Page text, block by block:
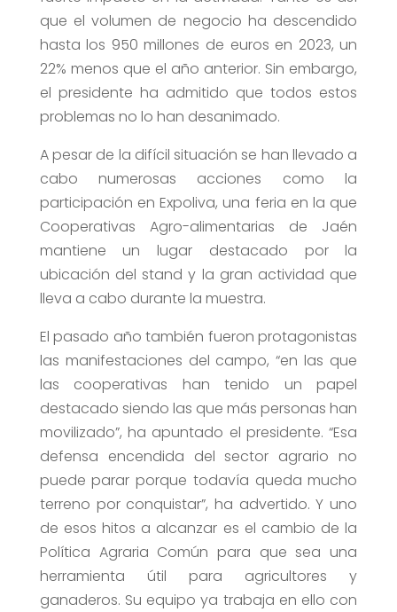
que el volumen de negocio ha descendido
hasta los 950 millones de euros en 2023, un
22% menos que el año anterior. Sin embargo,
el presidente ha admitido que todos estos
problemas no lo han desanimado.
A pesar de la difícil situación se han llevado a
cabo numerosas acciones como la
participación en Expoliva, una feria en la que
Cooperativas Agro-alimentarias de Jaén
mantiene un lugar destacado por la
ubicación del stand y la gran actividad que
lleva a cabo durante la muestra.
El pasado año también fueron protagonistas
las manifestaciones del campo, “en las que
las cooperativas han tenido un papel
destacado siendo las que más personas han
movilizado”, ha apuntado el presidente. “Esa
defensa encendida del sector agrario no
puede parar porque todavía queda mucho
terreno por conquistar”, ha advertido. Y uno
de esos hitos a alcanzar es el cambio de la
Política Agraria Común para que sea una
herramienta útil para agricultores y
ganaderos. Su equipo ya trabaja en ello con